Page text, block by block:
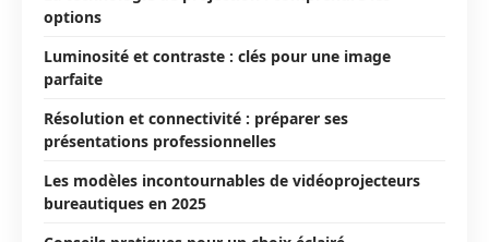
options
Luminosité et contraste : clés pour une image
parfaite
Résolution et connectivité : préparer ses
présentations professionnelles
Les modèles incontournables de vidéoprojecteurs
bureautiques en 2025